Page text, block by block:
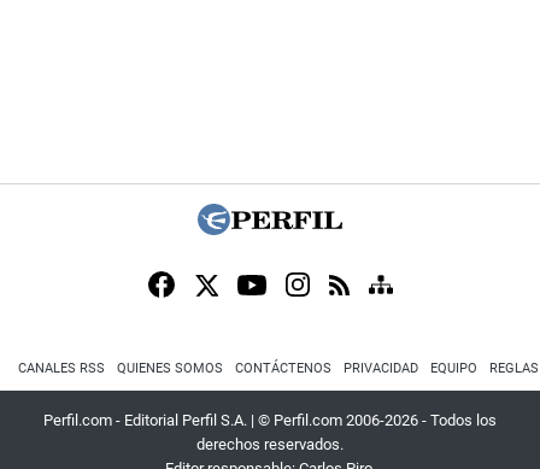
CANALES RSS QUIENES SOMOS CONTÁCTENOS PRIVACIDAD EQUIPO
Perfil.com - Editorial Perfil S.A. | © Perfil.com 2006-2026 - Todos los
derechos reservados.